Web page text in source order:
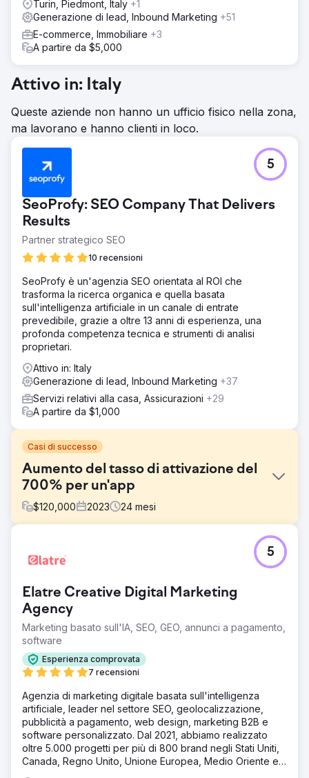
Turin, Piedmont, Italy +1
Generazione di lead, Inbound Marketing +51
E-commerce, Immobiliare +3
A partire da $5,000
Attivo in: Italy
Queste aziende non hanno un ufficio fisico nella zona,
ma lavorano e hanno clienti in loco.
SeoProfy: SEO Company That Delivers
Results
Partner strategico SEO
10 recensioni
5
SeoProfy è un'agenzia SEO orientata al ROI che
trasforma la ricerca organica e quella basata
sull'intelligenza artificiale in un canale di entrate
prevedibile, grazie a oltre 13 anni di esperienza, una
profonda competenza tecnica e strumenti di analisi
proprietari.
Attivo in: Italy
Generazione di lead, Inbound Marketing +37
Servizi relativi alla casa, Assicurazioni +29
A partire da $1,000
Casi di successo
Aumento del tasso di attivazione del
700% per un'app
$120,000 2023 24 mesi
Dopo il lancio nel 2022, Feedbucket necessitava di una
strategia scalabile per la crescita nazionale e
Digital Dominance, abbiamo affrontato le seguenti sfide: -
Transizione da un modello di vendita diretta a vendite
digitali attraverso diversi canali - Sviluppo di un approccio
multicanale che combina campagne di ricerca, SEO e
social media per valutare i canali migliori per il pubblico di
riferimento - Strategia di prezzo, espansione del mercato
e crescita del brand
Soluzione
Una parte importante del lavoro è stata l'identificazione
dell'ICP (Ideal Customer Profile) di Feedbucket per
comprendere il comportamento e i percorsi decisionali e
trovare clienti con il miglior lifetime value (LTV). La
strategia si è concentrata sulla ricerca, sia tramite Google
Elatre Creative Digital Marketing
Agency
Marketing basato sull'IA, SEO, GEO, annunci a pagamento,
software
Esperienza comprovata
7 recensioni
5
Agenzia di marketing digitale basata sull'intelligenza
artificiale, leader nel settore SEO, geolocalizzazione,
pubblicità a pagamento, web design, marketing B2B e
software personalizzato. Dal 2021, abbiamo realizzato
oltre 5.000 progetti per più di 800 brand negli Stati Uniti,
Canada, Regno Unito, Unione Europea, Medio Oriente e